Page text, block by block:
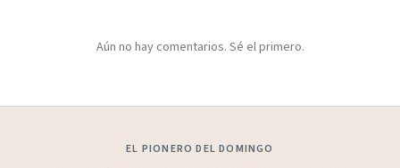
Aún no hay comentarios. Sé el primero.
EL PIONERO DEL DOMINGO